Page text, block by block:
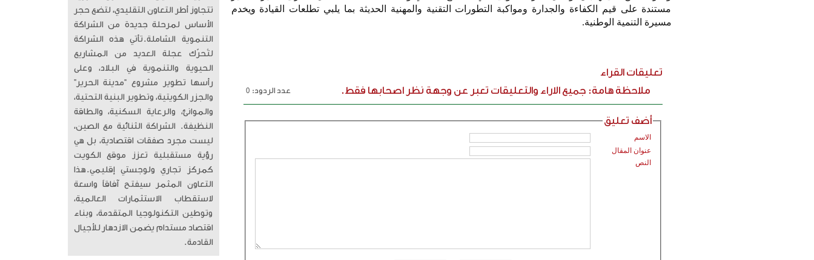
مستندة على قيم الكفاءة والجدارة ومواكبة التطورات التقنية والمهنية الحديثة بما يلبي تطلعات القيادة ويخدم
مسيرة التنمية الوطنية.
تعليقات القراء
ملاحظة هامة: جميع الاراء والتعليقات تعبر عن وجهة نظر اصحابها فقط.
عدد الردود: 0
أضف تعليق
الاسم
عنوان المقال
النص
تتجاوز أطر التعاون التقليدي، لتضع حجر
الأساس لمرحلة جديدة من الشراكة
التنموية الشاملة. ​تأتي هذه الشراكة
لتُحرّك عجلة العديد من المشاريع
الحيوية والتنموية في البلاد، وعلى
رأسها تطوير مشروع “مدينة الحرير”
والجزر الكويتية، وتطوير البنية التحتية،
والموانئ، والرعاية السكنية، والطاقة
النظيفة. الشراكة الثنائية مع الصين،
ليست مجرد صفقات اقتصادية، بل هي
رؤية مستقبلية تعزز موقع الكويت
كمركز تجاري ولوجستي إقليمي. ​هذا
التعاون المثمر سيفتح آفاقاً واسعة
لاستقطاب الاستثمارات العالمية،
وتوطين التكنولوجيا المتقدمة، وبناء
اقتصاد مستدام يضمن الازدهار للأجيال
القادمة.